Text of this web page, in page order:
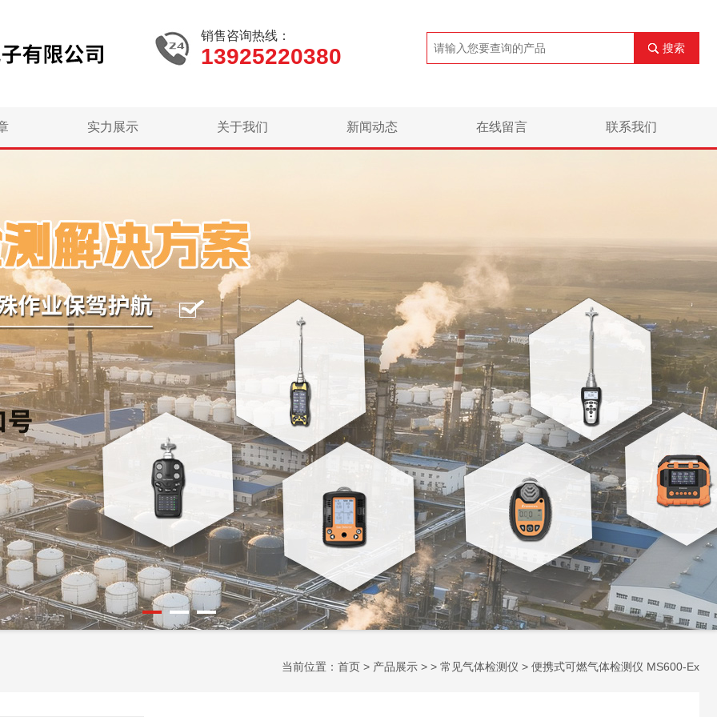
销售咨询热线：
13925220380 搜索
实力展示 关于我们 新闻动态 在线留言 联系我们
当前位置： 首页 > 产品展示 > > 常见气体检测仪 > 便携式可燃气体检测仪 MS600-Ex